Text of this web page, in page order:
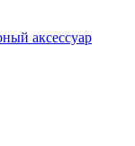
аксессуар